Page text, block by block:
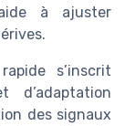
à ajuster
s’inscrit
d’adaptation
des signaux